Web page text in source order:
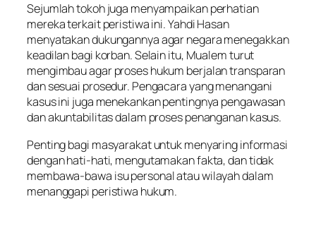
Sejumlah tokoh juga menyampaikan perhatian
mereka terkait peristiwa ini. Yahdi Hasan
menyatakan dukungannya agar negara menegakkan
keadilan bagi korban. Selain itu, Mualem turut
mengimbau agar proses hukum berjalan transparan
dan sesuai prosedur. Pengacara yang menangani
kasus ini juga menekankan pentingnya pengawasan
dan akuntabilitas dalam proses penanganan kasus.
Penting bagi masyarakat untuk menyaring informasi
dengan hati-hati, mengutamakan fakta, dan tidak
membawa-bawa isu personal atau wilayah dalam
menanggapi peristiwa hukum.